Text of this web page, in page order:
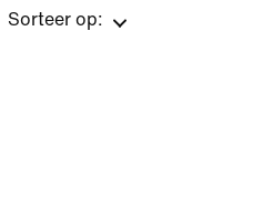
Sorteer op: